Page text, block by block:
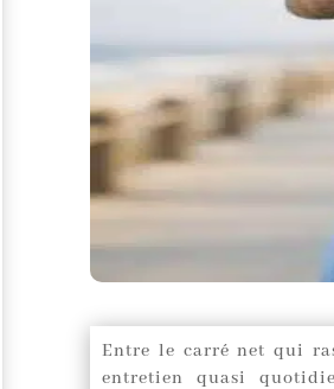
Entre le carré net qui
entretien quasi